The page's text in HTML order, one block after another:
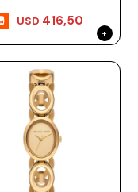
USD 416,50